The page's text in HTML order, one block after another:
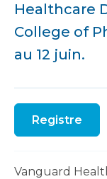
Healthcare
College of
au 12 juin.
Registre
Vanguard